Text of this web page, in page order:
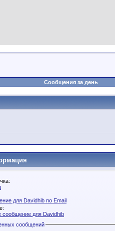
Сообщения за день
для Davidhib по Email
сообщение для Davidhib
сообщений